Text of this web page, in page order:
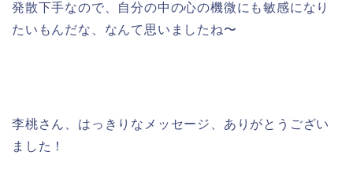
発散下手なので、自分の中の心の機微にも敏感になり
たいもんだな、なんて思いましたね〜
李桃さん、はっきりなメッセージ、ありがとうござい
ました！